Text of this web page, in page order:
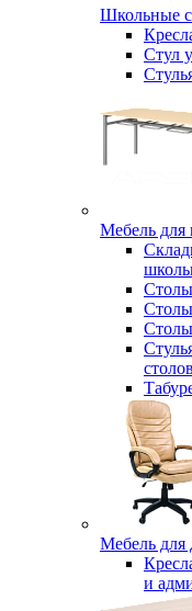
Школьные
Стул
Мебель для
Мебель для
и